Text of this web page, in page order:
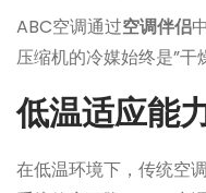
ABC空调通过空调伴侣
压缩机的冷媒始终是”干
低温适应能
在低温环境下，传统空